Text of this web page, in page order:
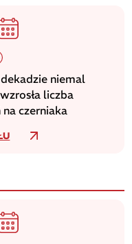
niemal
liczba
czerniaka